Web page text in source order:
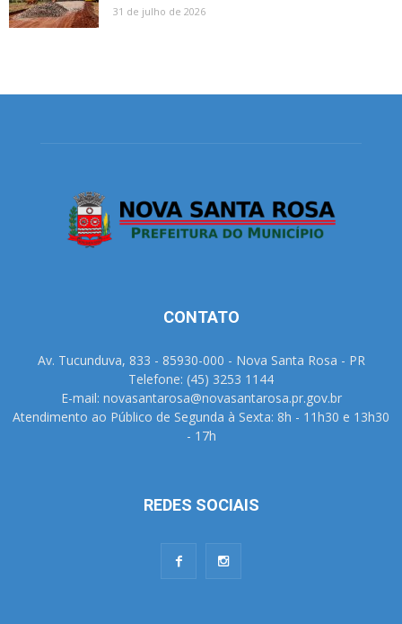
31 de julho de 2026
CONTATO
Av. Tucunduva, 833 - 85930-000 - Nova Santa Rosa - PR
Telefone: (45) 3253 1144
E-mail: novasantarosa@novasantarosa.pr.gov.br
Atendimento ao Público de Segunda à Sexta: 8h - 11h30 e 13h30
- 17h
REDES SOCIAIS